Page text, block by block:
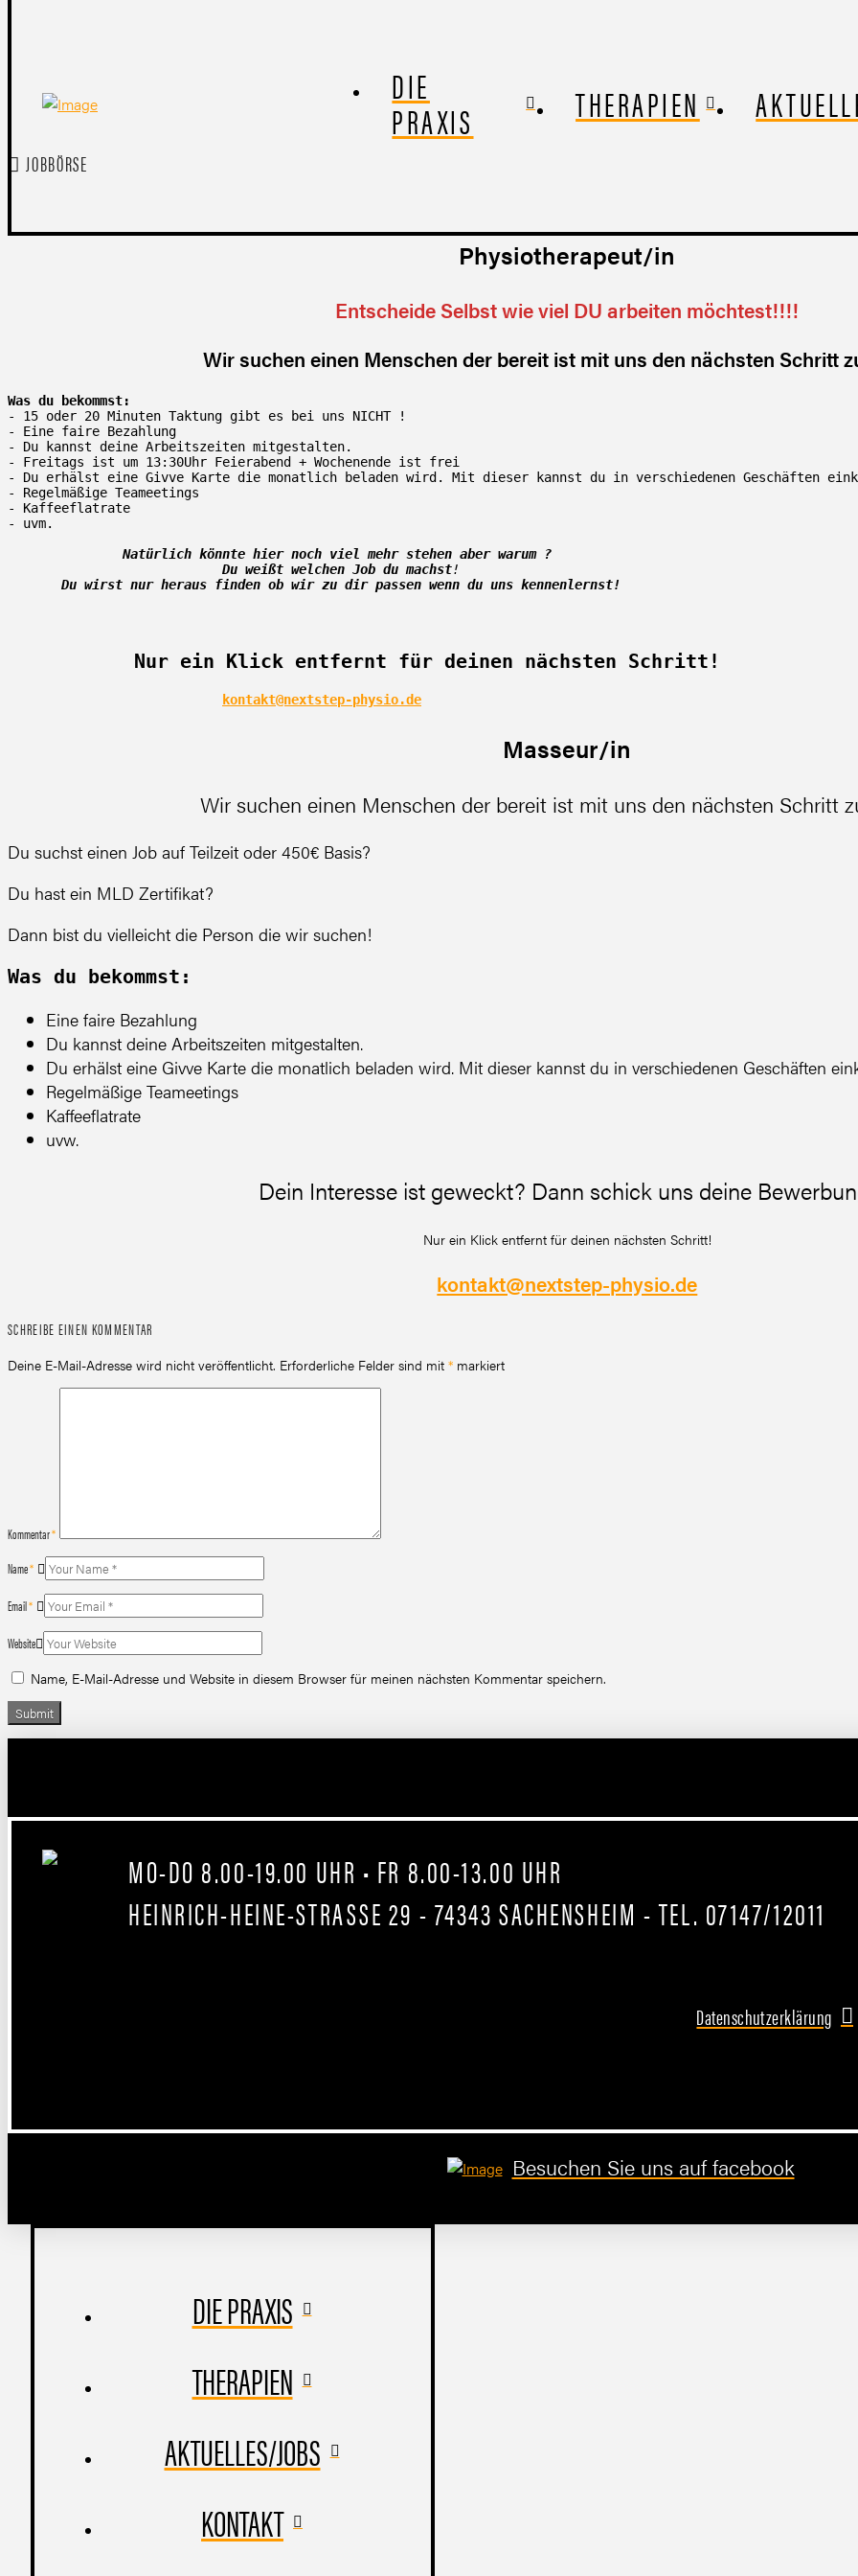
DIE
PRAXIS THERAPIEN
JOBBÖRSE
Physiotherapeut/in
Entscheide Selbst wie viel DU arbeiten möchtest!!!!
Wir suchen einen Menschen der bereit ist mit uns den nächsten Schritt
Was du bekommst:
- 15 oder 20 Minuten Taktung gibt es bei uns NICHT !
- Eine faire Bezahlung
- Du kannst deine Arbeitszeiten mitgestalten.
- Freitags ist um 13:30Uhr Feierabend + Wochenende ist frei
- Du erhälst eine Givve Karte die monatlich beladen wird. Mit dieser kannst du in verschiedenen Geschäften
- Regelmäßige Teameetings
- Kaffeeflatrate
Natürlich könnte hier noch viel mehr stehen aber warum ?
                            Du weißt welchen Job du machst
!
Du wirst nur heraus finden ob wir zu dir passen wenn du uns kennenlernst!
Nur ein Klick entfernt für deinen nächsten Schritt!
kontakt@nextstep-physio.de
Masseur/in
Wir suchen einen Menschen der bereit ist mit uns den nächsten Schritt
Du suchst einen Job auf Teilzeit oder 450€ Basis?
Du hast ein MLD Zertifikat?
Dann bist du vielleicht die Person die wir suchen!
Was du bekommst:
Eine faire Bezahlung
Du kannst deine Arbeitszeiten mitgestalten.
Du erhälst eine Givve Karte die monatlich beladen wird. Mit dieser kannst du in verschiedenen Geschäften
Regelmäßige Teameetings
Kaffeeflatrate
uvw.
Dein Interesse ist geweckt? Dann schick uns deine
Nur ein Klick entfernt für deinen nächsten Schritt!
kontakt@nextstep-physio.de
SCHREIBE EINEN KOMMENTAR
Deine E-Mail-Adresse wird nicht veröffentlicht. Erforderliche Felder sind mit * markiert
Kommentar*
Name*
Email*
Website
Name, E-Mail-Adresse und Website in diesem Browser für meinen nächsten Kommentar speichern.
MO-DO 8.00-19.00 UHR • FR 8.00-13.00 UHR
HEINRICH-HEINE-STRASSE 29 - 74343 SACHENSHEIM - TEL. 07147/12011
Datenschutzerklärung
Besuchen Sie uns auf facebook
DIE PRAXIS
THERAPIEN
AKTUELLES/JOBS
KONTAKT